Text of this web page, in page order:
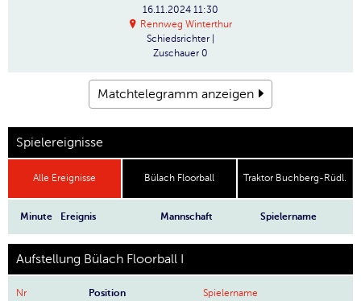
16.11.2024 11:30
Rennweg Winterthur
Schiedsrichter
Zuschauer 0
Matchtelegramm anzeigen
Spielereignisse
Alle Ereignisse Bülach Floorball Traktor Buchberg-Rüdl.
Minute Ereignis Mannschaft Spielername
Aufstellung Bülach Floorball I
Nr Position Spielername